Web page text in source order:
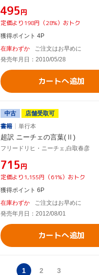
¥495円
定価より198円（28%）おトク
獲得ポイント 4P
在庫わずか
ご注文はお早めに
発売年月日：2010/05/28
カートへ追加
中古
店舗受取可
書籍
単行本
超訳 ニーチェの言葉(Ⅱ)
フリードリヒ・ニーチェ,白取春彦
¥715円
定価より1,155円（61%）おトク
獲得ポイント 6P
在庫わずか
ご注文はお早めに
発売年月日：2012/08/01
カートへ追加
1 2 3